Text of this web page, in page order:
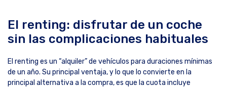
El renting: disfrutar de un coche
sin las complicaciones habituales
El renting es un “alquiler” de vehículos para duraciones mínimas
de un año. Su principal ventaja, y lo que lo convierte en la
principal alternativa a la compra, es que la cuota incluye